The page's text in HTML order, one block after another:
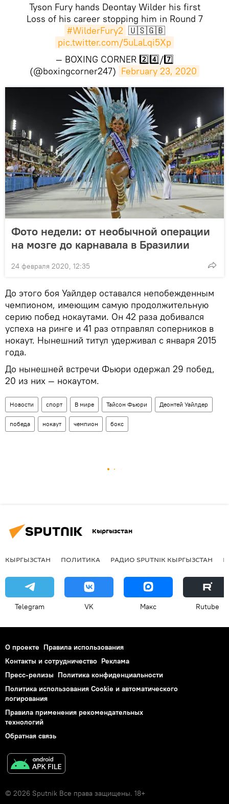
Tyson Fury hands Deontay Wilder his first
Loss of his career stopping him in Round 7
#WilderFury2 🇺🇸🇬🇧
pic.twitter.com/5uLaLqi5Xp
— BOXING CORNER 2️⃣4️⃣/7️⃣
(@boxingcorner247) February 23, 2020
Фото недели: от необычной операции
на мозге до карнавала в Бразилии
24 февраля 2020, 12:35
​До этого боя Уайлдер оставался непобежденным
чемпионом, имеющим самую продолжительную
серию побед нокаутами. Он 42 раза добивался
успеха на ринге и 41 раз отправлял соперников в
нокаут. Нынешний титул удерживал с января 2015
года.
До нынешней встречи Фьюри одержал 29 побед,
20 из них — нокаутом.
Новости спорт В мире Тайсон Фьюри Деонтей Уайлдер
победа нокаут чемпион бокс
Кыргызстан
КЫРГЫЗСТАН ПОЛИТИКА РАДИО SPUTNIK КЫРГЫЗСТАН
Telegram VK Макс Rutube
О проекте Правила использования
Контакты и сотрудничество Реклама
Пресс-релизы Политика конфиденциальности
Политика использования Cookie и автоматического
логирования
Правила применения рекомендательных
технологий
Обратная связь
© 2026 Sputnik Все права защищены. 18+